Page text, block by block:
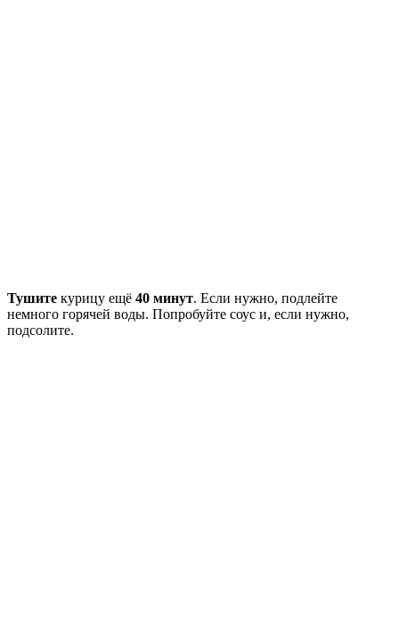
Тушите курицу ещё 40 минут. Если нужно, подлейте
немного горячей воды. Попробуйте соус и, если нужно,
подсолите.